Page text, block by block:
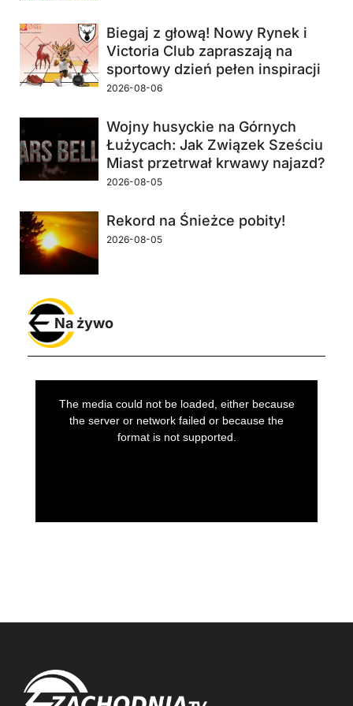
Biegaj z głową! Nowy Rynek i
Victoria Club zapraszają na
sportowy dzień pełen inspiracji
2026-08-06
Wojny husyckie na Górnych
Łużycach: Jak Związek Sześciu
Miast przetrwał krwawy najazd?
2026-08-05
Rekord na Śnieżce pobity!
2026-08-05
Na żywo